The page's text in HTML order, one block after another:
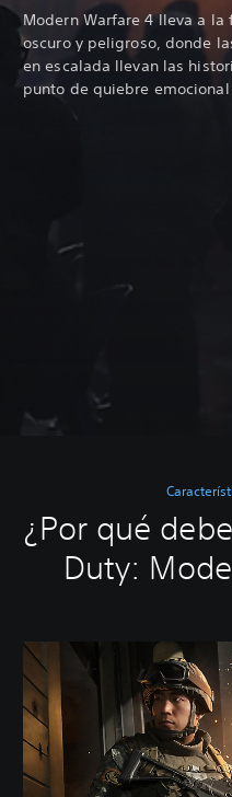
Modern Warfare 4 lleva a
oscuro y peligroso, donde
en escalada llevan las
punto de quiebre
¿Por qué
Duty: